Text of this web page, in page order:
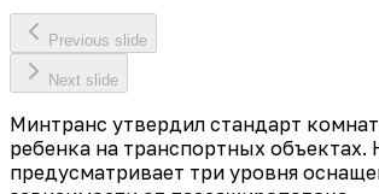
Previous slide
Next slide
Минтранс утвердил стандарт
ребенка на транспортных
предусматривает три уровня